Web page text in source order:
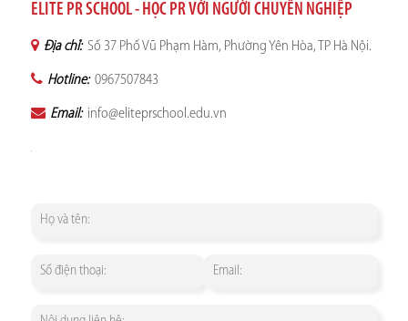
ELITE PR SCHOOL - HỌC PR VỚI NGƯỜI CHUYÊN NGHIỆP
Địa chỉ: Số 37 Phố Vũ Phạm Hàm, Phường Yên Hòa, TP Hà Nội.
Hotline: 0967507843
Email: info@eliteprschool.edu.vn